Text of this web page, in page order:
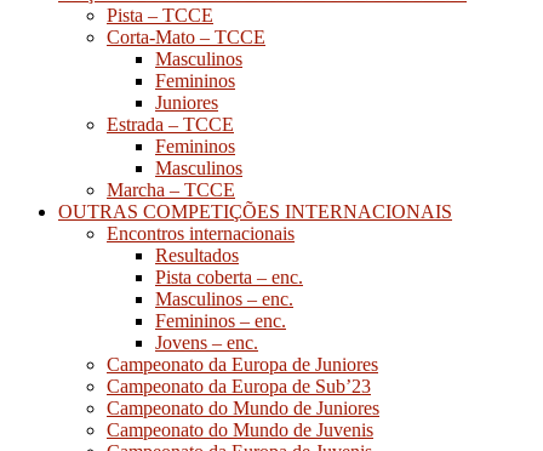
Pista – TCCE
Corta-Mato – TCCE
Masculinos
Femininos
Juniores
Estrada – TCCE
Femininos
Masculinos
Marcha – TCCE
OUTRAS COMPETIÇÕES INTERNACIONAIS
Encontros internacionais
Resultados
Pista coberta – enc.
Masculinos – enc.
Femininos – enc.
Jovens – enc.
Campeonato da Europa de Juniores
Campeonato da Europa de Sub’23
Campeonato do Mundo de Juniores
Campeonato do Mundo de Juvenis